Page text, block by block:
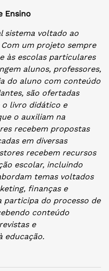
Ensino
sistema voltado ao
um projeto sempre
às escolas particulares
alunos, professores,
do aluno com conteúdo
são ofertadas
o livro didático e
o auxiliam na
recebem propostas
em diversas
recebem recursos
escolar, incluindo
temas voltados
finanças e
participa do processo de
conteúdo
e
educação.